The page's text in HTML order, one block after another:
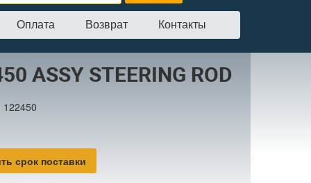
Оплата Возврат Контакты
ROD
ASSY STEERING ROD
122450
срок поставки